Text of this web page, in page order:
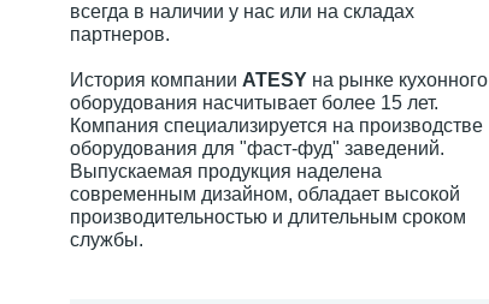
всегда в наличии у нас или на складах
партнеров.
История компании ATESY на рынке кухонного
оборудования насчитывает более 15 лет.
Компания специализируется на производстве
оборудования для "фаст-фуд" заведений.
Выпускаемая продукция наделена
современным дизайном, обладает высокой
производительностью и длительным сроком
службы.